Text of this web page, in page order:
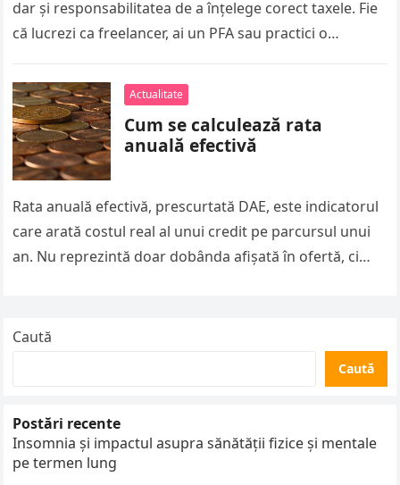
dar și responsabilitatea de a înțelege corect taxele. Fie
că lucrezi ca freelancer, ai un PFA sau practici o
Actualitate
Cum se calculează rata
anuală efectivă
Rata anuală efectivă, prescurtată DAE, este indicatorul
care arată costul real al unui credit pe parcursul unui
an. Nu reprezintă doar dobânda afișată în ofertă, ci
Caută
Caută
Postări recente
Insomnia și impactul asupra sănătății fizice și mentale
pe termen lung